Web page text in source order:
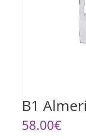
B1
58.00€